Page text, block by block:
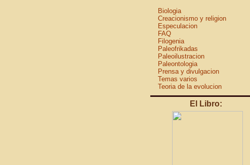
Biologia
Creacionismo y religion
Especulacion
FAQ
Filogenia
Paleofrikadas
Paleoilustracion
Paleontologia
Prensa y divulgacion
Temas varios
Teoria de la evolucion
El Libro: